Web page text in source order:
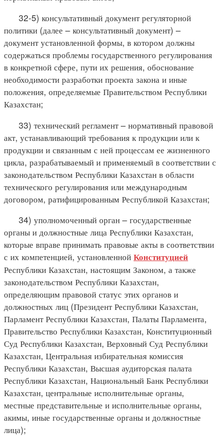
32-5) консультативный документ регуляторной
политики (далее – консультативный документ) –
документ установленной формы, в котором должны
содержаться проблемы государственного регулирования
в конкретной сфере, пути их решения, обоснование
необходимости разработки проекта закона и иные
положения, определяемые Правительством Республики
Казахстан;
33) технический регламент – нормативный правовой
акт, устанавливающий требования к продукции или к
продукции и связанным с ней процессам ее жизненного
цикла, разрабатываемый и применяемый в соответствии с
законодательством Республики Казахстан в области
технического регулирования или международным
договором, ратифицированным Республикой Казахстан;
34) уполномоченный орган – государственные
органы и должностные лица Республики Казахстан,
которые вправе принимать правовые акты в соответствии
с их компетенцией, установленной Конституцией
Республики Казахстан, настоящим Законом, а также
законодательством Республики Казахстан,
определяющим правовой статус этих органов и
должностных лиц (Президент Республики Казахстан,
Парламент Республики Казахстан, Палаты Парламента,
Правительство Республики Казахстан, Конституционный
Суд Республики Казахстан, Верховный Суд Республики
Казахстан, Центральная избирательная комиссия
Республики Казахстан, Высшая аудиторская палата
Республики Казахстан, Национальный Банк Республики
Казахстан, центральные исполнительные органы,
местные представительные и исполнительные органы,
акимы, иные государственные органы и должностные
лица);